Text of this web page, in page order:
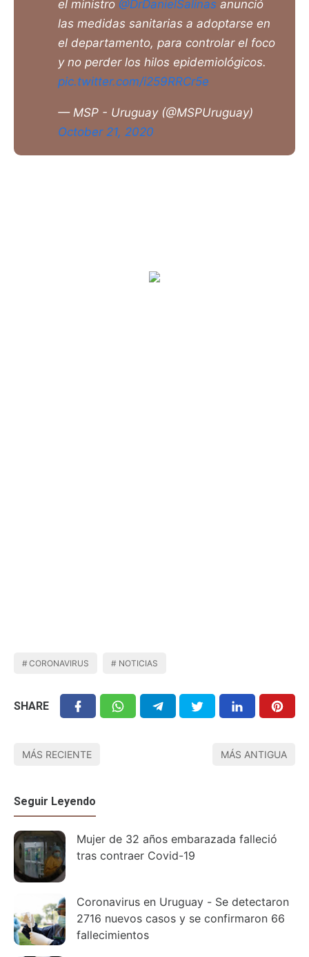
el ministro @DrDanielSalinas anunció
las medidas sanitarias a adoptarse en
el departamento, para controlar el foco
y no perder los hilos epidemiológicos.
pic.twitter.com/i259RRCr5e
— MSP - Uruguay (@MSPUruguay)
October 21, 2020
CORONAVIRUS NOTICIAS
SHARE
MÁS RECIENTE MÁS ANTIGUA
Seguir Leyendo
Mujer de 32 años embarazada falleció
tras contraer Covid-19
Coronavirus en Uruguay - Se detectaron
2716 nuevos casos y se confirmaron 66
fallecimientos